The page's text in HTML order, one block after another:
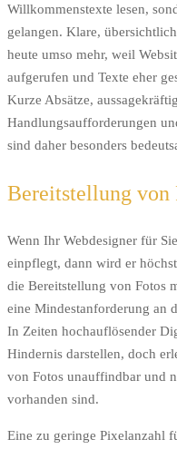
Willkommenstexte lesen,
gelangen. Klare,
heute umso mehr, weil
aufgerufen und Texte eher
Kurze Absätze,
Handlungsaufforderungen
sind daher besonders
Bereitstellung von
Wenn Ihr Webdesigner für
einpflegt, dann wird er
die Bereitstellung von Fotos
eine Mindestanforderung an
In Zeiten hochauflösender
Hindernis darstellen, doch
von Fotos unauffindbar und
vorhanden sind.
Eine zu geringe Pixelanzahl